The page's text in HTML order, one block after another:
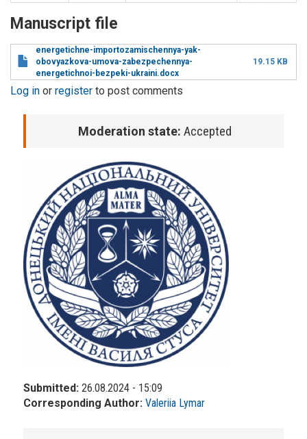
Manuscript file
energetichne-importozamischennya-yak-
obovyazkova-umova-zabezpechennya-
energetichnoi-bezpeki-ukraini.docx
19.15 KB
Log in or register to post comments
Moderation state: Accepted
Submitted: 26.08.2024 - 15:09
Corresponding Author: Valeriia Lymar